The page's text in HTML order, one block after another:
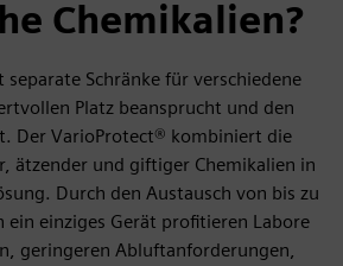
Chemikalien?
Schränke für verschiedene
Platz beansprucht und den
Der VarioProtect® kombiniert die
ätzender und giftiger Chemikalien in
Durch den Austausch von bis zu
ein einziges Gerät profitieren Labore
geringeren Abluftanforderungen,